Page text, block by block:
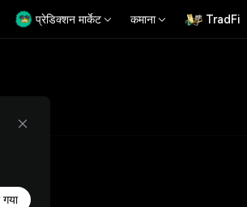
प्रेडिक्शन मार्केट कमाना TradFi
गया